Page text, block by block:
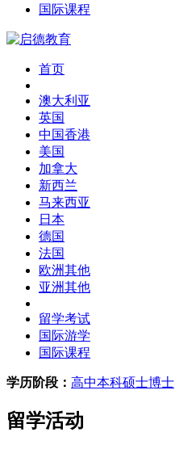
国际课程
首页
澳大利亚
英国
中国香港
美国
加拿大
新西兰
马来西亚
日本
德国
法国
欧洲其他
亚洲其他
留学考试
国际游学
国际课程
学历阶段： 高中本科硕士博士
留学活动